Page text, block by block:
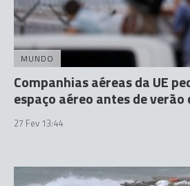
MUNDO
Companhias aéreas da UE
espaço aéreo antes de
27 Fev 13:44